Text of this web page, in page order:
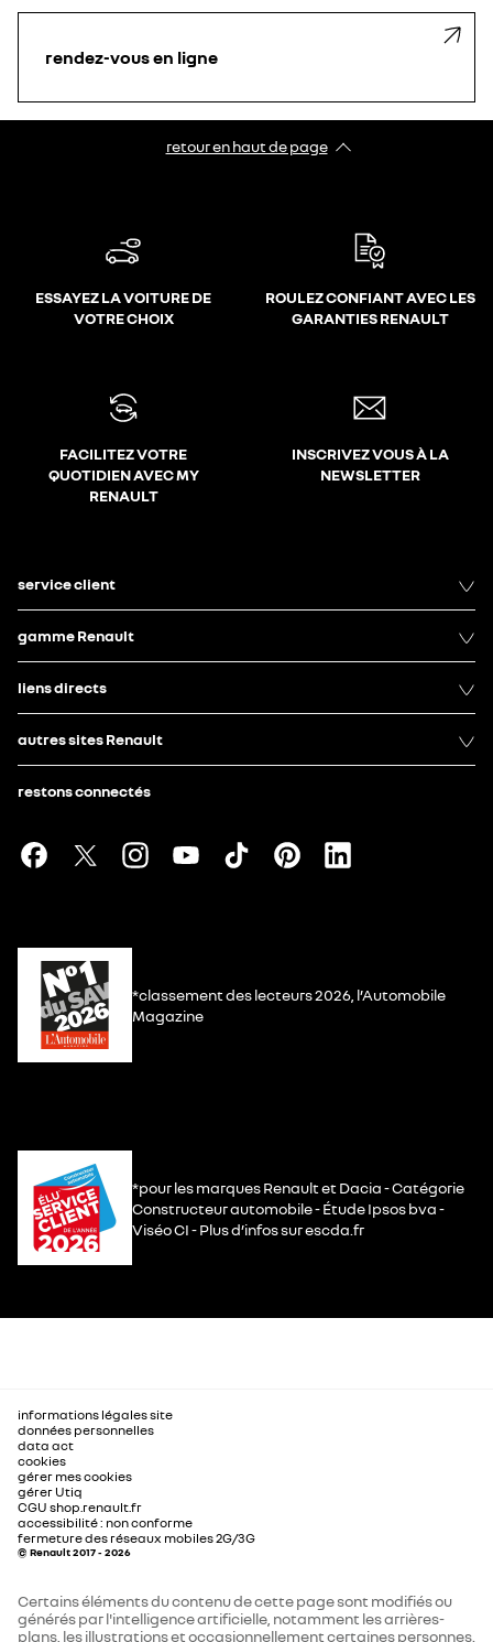
rendez-vous en ligne
retour en haut de page​
ESSAYEZ LA VOITURE DE
VOTRE CHOIX
ROULEZ CONFIANT AVEC LES
GARANTIES RENAULT
FACILITEZ VOTRE
QUOTIDIEN AVEC MY
RENAULT
INSCRIVEZ VOUS À LA
NEWSLETTER
service client
gamme Renault
liens directs
autres sites Renault
restons connectés
*classement des lecteurs 2026, l’Automobile
Magazine
*pour les marques Renault et Dacia - Catégorie
Constructeur automobile - Étude Ipsos bva -
Viséo CI - Plus d’infos sur escda.fr
informations légales site
données personnelles
data act
cookies
gérer mes cookies
gérer Utiq
CGU shop.renault.fr
accessibilité : non conforme
fermeture des réseaux mobiles 2G/3G
© Renault 2017 - 2026
Certains éléments du contenu de cette page sont modifiés ou
générés par l'intelligence artificielle, notamment les arrières-
plans, les illustrations et occasionnellement certaines personnes.